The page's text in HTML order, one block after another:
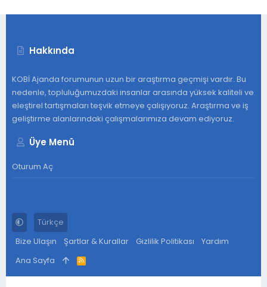
Hakkında
KOBİ Ajanda forumunun uzun bir araştırma geçmişi vardır. Bu
nedenle, topluluğumuzdaki insanlar arasında yüksek kaliteli ve
eleştirel tartışmaları teşvik etmeye çalışıyoruz. Araştırma ve iş
geliştirme alanlarındaki çalışmalarımıza devam ediyoruz.
Üye Menü
Oturum Aç
Türkçe
Bize Ulaşın
Şartlar & Kurallar Gizlilik Politikası
Yardım
Ana Sayfa
R
S
S